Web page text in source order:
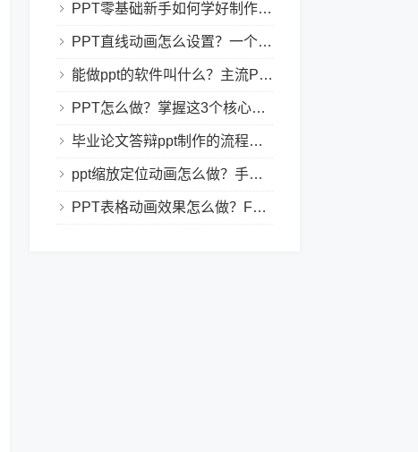
PPT零基础新手如何学好制作PPT？新手入门全攻略
PPT直线动画怎么设置？一个简单的设置技巧
能做ppt的软件叫什么？主流PPT制作软件盘点与选型指南
PPT怎么做？掌握这3个核心制作方法与技巧，新手也能变大神！
毕业论文答辩ppt制作的流程是怎样的？新手零门槛指南
ppt缩放定位动画怎么做？手把手教程，小白也能学会做动态PPT
PPT表格动画效果怎么做？Focusky让你的演示更独特！